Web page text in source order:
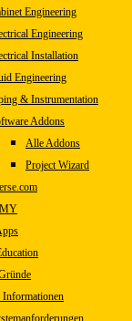
Engineering
Engineering
Installation
Engineering
& Instrumentation
Addons
Alle Addons
Project Wizard
Informationen